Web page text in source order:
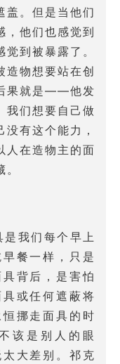
盖。但是当他们
，他们也感觉到
到被暴露了。
造物想要站在创
果就是——他发
我们想要自己做
有这个能力，
人在造物主的面
我们每个早上
餐一样，只是
背后，是害怕
或任何遮蔽将
挪走面具的时
该是别人的眼
大差别。祁克